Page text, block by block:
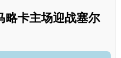
略卡主场迎战塞尔